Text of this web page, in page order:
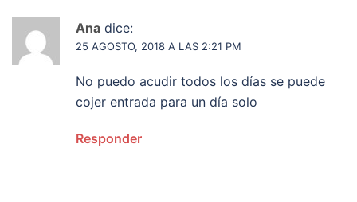
Ana dice:
25 AGOSTO, 2018 A LAS 2:21 PM
No puedo acudir todos los días se puede
cojer entrada para un día solo
Responder